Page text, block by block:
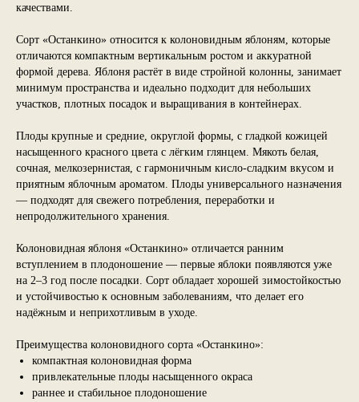
качествами.
Сорт «Останкино» относится к колоновидным яблоням, которые
отличаются компактным вертикальным ростом и аккуратной
формой дерева. Яблоня растёт в виде стройной колонны, занимает
минимум пространства и идеально подходит для небольших
участков, плотных посадок и выращивания в контейнерах.
Плоды крупные и средние, округлой формы, с гладкой кожицей
насыщенного красного цвета с лёгким глянцем. Мякоть белая,
сочная, мелкозернистая, с гармоничным кисло-сладким вкусом и
приятным яблочным ароматом. Плоды универсального назначения
— подходят для свежего потребления, переработки и
непродолжительного хранения.
Колоновидная яблоня «Останкино» отличается ранним
вступлением в плодоношение — первые яблоки появляются уже
на 2–3 год после посадки. Сорт обладает хорошей зимостойкостью
и устойчивостью к основным заболеваниям, что делает его
надёжным и неприхотливым в уходе.
Преимущества колоновидного сорта «Останкино»:
компактная колоновидная форма
привлекательные плоды насыщенного окраса
раннее и стабильное плодоношение